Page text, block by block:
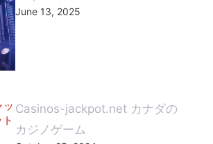
June 13, 2025
Casinos-jackpot.net カナダの
カジノゲーム